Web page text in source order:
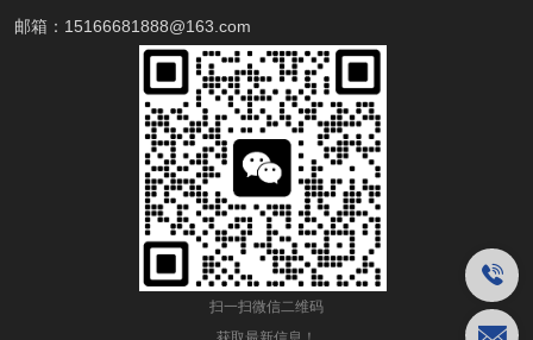
邮箱： 15166681888@163.com
扫一扫微信二维码